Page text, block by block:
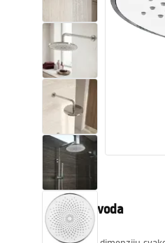
Kade i paravani
Tuševi
Kuhinja
Pribor i kupaonski
Opis proizvoda